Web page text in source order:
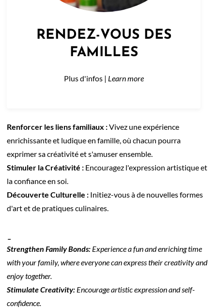
RENDEZ-VOUS DES
FAMILLES
Plus d'infos | Learn more
Renforcer les liens familiaux :Vivez une expérience
enrichissante et ludique en famille, où chacun pourra
exprimer sa créativité et s'amuser ensemble.
Stimuler la Créativité : Encouragez l'expression artistique et
la confiance en soi.
Découverte Culturelle : Initiez-vous à de nouvelles formes
d'art et de pratiques culinaires.
Strengthen Family Bonds: Experience a fun and enriching time
with your family, where everyone can express their creativity and
enjoy together.
Stimulate Creativity: Encourage artistic expression and self-
confidence.